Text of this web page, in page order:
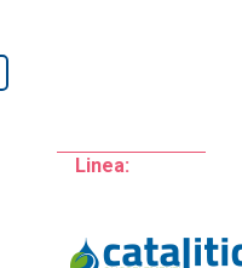
Linea: